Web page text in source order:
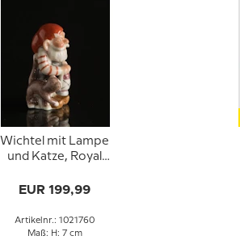
Wichtel mit Lampe
und Katze, Royal
Weihnachtsfigur Nr.
EUR 199,99
Artikelnr.: 1021760
Maß: H: 7 cm